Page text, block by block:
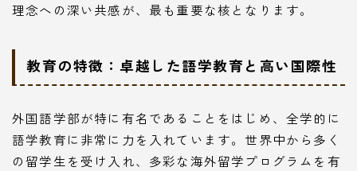
理念への深い共感が、最も重要な核となります。
教育の特徴：卓越した語学教育と高い国際性
外国語学部が特に有名であることをはじめ、全学的に
語学教育に非常に力を入れています。世界中から多く
の留学生を受け入れ、多彩な海外留学プログラムを有